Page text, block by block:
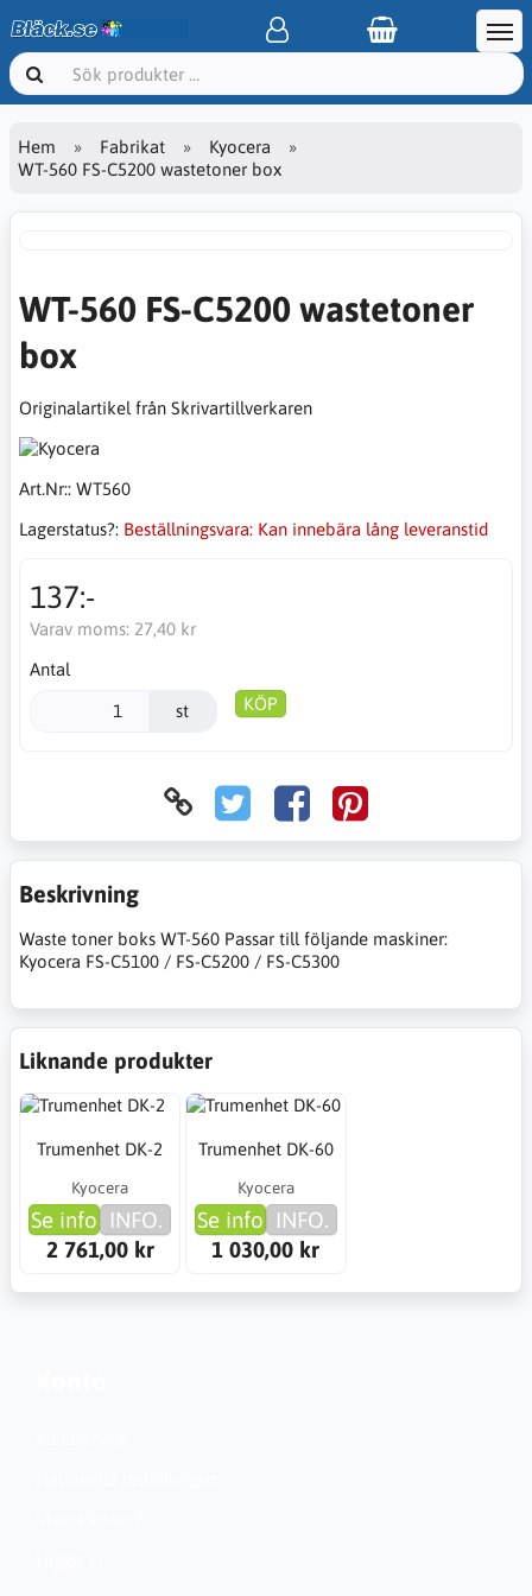
Hem Fabrikat
Kyocera
WT-560 FS-C5200 wastetoner box
WT-560 FS-C5200 wastetoner
box
Originalartikel från Skrivartillverkaren
Art.Nr:: WT560
Lagerstatus?: Beställningsvara: Kan innebära lång leveranstid
137:-
Varav moms: 27,40 kr
Antal
st KÖP
Beskrivning
Waste toner boks WT-560 Passar till följande maskiner:
Kyocera FS-C5100 / FS-C5200 / FS-C5300
Liknande produkter
Trumenhet DK-2
Kyocera
Se info INFO.
2 761,00 kr
Trumenhet DK-60
Kyocera
Se info INFO.
1 030,00 kr